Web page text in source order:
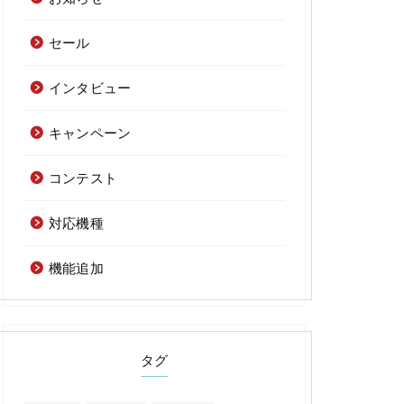
セール
インタビュー
キャンペーン
コンテスト
対応機種
機能追加
タグ